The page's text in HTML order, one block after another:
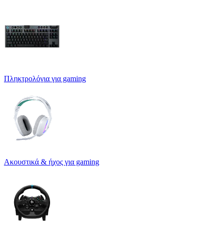
Πληκτρολόγια για gaming
Ακουστικά & ήχος για gaming